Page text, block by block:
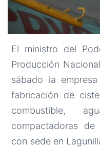
El ministro del
Producción
sábado la
fabricación de
combustible,
compactadoras
con sede en